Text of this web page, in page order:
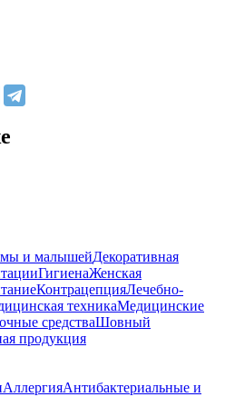
и малышейДекоративная
ГигиенаЖенская
КонтрацепцияЛечебно-
техникаМедицинские
средстваШовный
продукция
АллергияАнтибактериальные и